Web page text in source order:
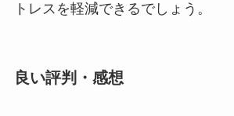
トレスを軽減できるでしょう。
良い評判・感想